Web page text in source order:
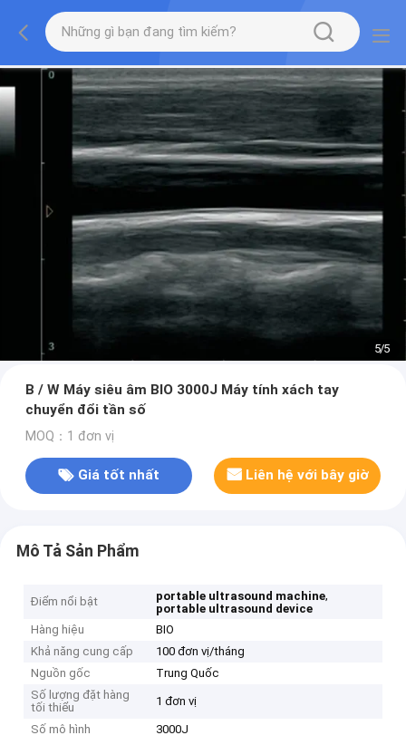
5/5
B / W Máy siêu âm BIO 3000J Máy tính xách tay
chuyển đổi tần số
MOQ：1 đơn vị
Giá tốt nhất Liên hệ với bây giờ
Mô Tả Sản Phẩm
Điểm nổi bật portable ultrasound machine,
portable ultrasound device
Hàng hiệu
BIO
Khả năng cung cấp
100 đơn vị/tháng
Nguồn gốc
Trung Quốc
Số lượng đặt hàng
tối thiểu
1 đơn vị
Số mô hình 3000J